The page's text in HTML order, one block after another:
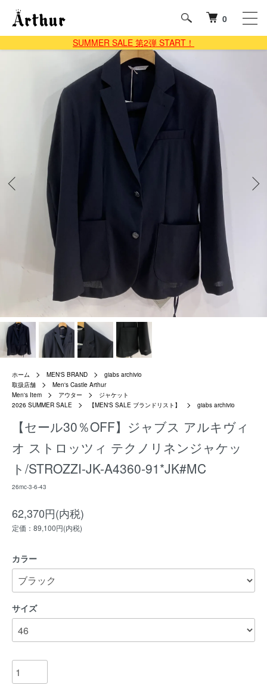
0
SUMMER SALE 第2弾 START！
ホーム MEN'S BRAND
giabs archivio
取扱店舗
Men's Castle Arthur
Men's Item
アウター
ジャケット
2026 SUMMER SALE
【MEN'S SALE ブランドリスト】 giabs archivio
【セール30％OFF】ジャブス アルキヴィ
オ ストロッツィ テクノリネンジャケッ
ト/STROZZI-JK-A4360-91*JK#MC
26mc-3-6-43
62,370円(内税)
定価：89,100円(内税)
カラー
サイズ